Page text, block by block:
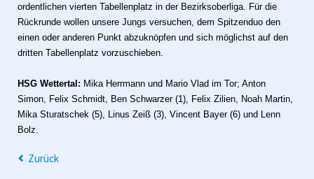
ordentlichen vierten Tabellenplatz in der Bezirksoberliga. Für die
Rückrunde wollen unsere Jungs versuchen, dem Spitzenduo den
einen oder anderen Punkt abzuknöpfen und sich möglichst auf den
dritten Tabellenplatz vorzuschieben.
HSG Wettertal: Mika Herrmann und Mario Vlad im Tor; Anton
Simon, Felix Schmidt, Ben Schwarzer (1), Felix Zilien, Noah Martin,
Mika Sturatschek (5), Linus Zeiß (3), Vincent Bayer (6) und Lenn
Bolz.
Zurück